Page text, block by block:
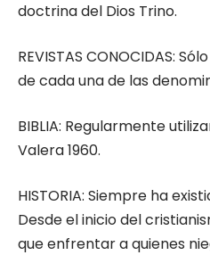
doctrina del Dios Trino.
REVISTAS CONOCIDAS:
de cada una de las
BIBLIA: Regularmente
Valera 1960.
HISTORIA: Siempre ha
Desde el inicio del
que enfrentar a quienes